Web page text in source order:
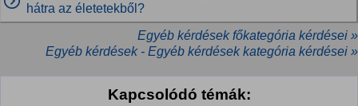
hátra az életetekből?
Egyéb kérdések főkategória kérdései »
Egyéb kérdések - Egyéb kérdések kategória kérdései »
Kapcsolódó témák: